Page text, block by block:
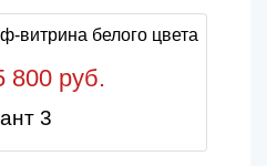
800 руб.
3